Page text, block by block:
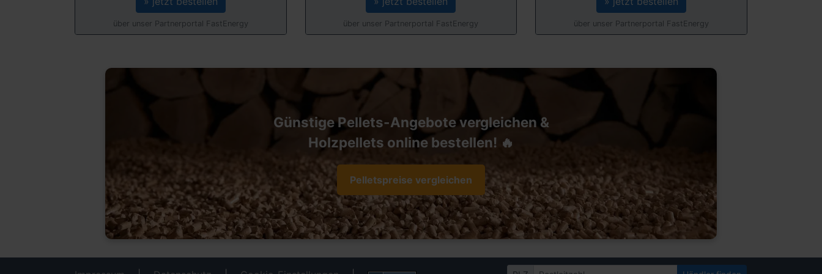
über unser Partnerportal FastEnergy über unser Partnerportal FastEnergy über unser Partnerportal FastEnergy
Günstige Pellets-Angebote vergleichen &
Holzpellets online bestellen! 🔥
Pelletspreise vergleichen